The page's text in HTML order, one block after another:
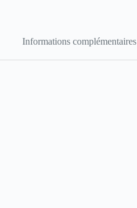
Informations complémentaires